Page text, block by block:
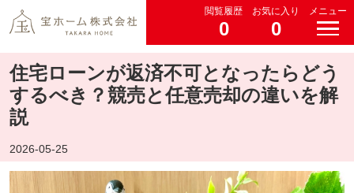
閲覧履歴
0
お気に入り
0
メニュー
住宅ローンが返済不可となったらどう
するべき？競売と任意売却の違いを解
説
2026-05-25